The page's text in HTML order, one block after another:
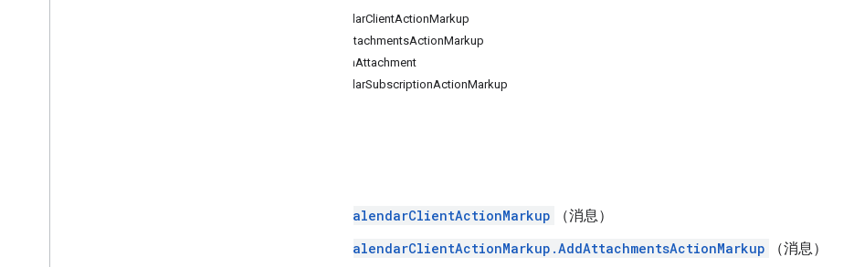
CalendarClientActionMarkup
AddAttachmentsActionMarkup
AddonAttachment
CalendarSubscriptionActionMarkup
CalendarClientActionMarkup
（消息）
CalendarClientActionMarkup.AddAttachmentsActionMarkup
（消息）